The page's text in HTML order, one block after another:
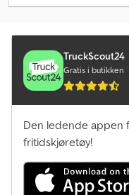
08/2026, bremser:
lasteplassbredde:2 480
TruckScout24
Gratis i butikken
Den ledende appen
fritidskjøretøy!